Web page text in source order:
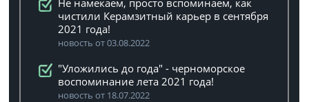
Не намекаем, просто вспоминаем, как
чистили Керамзитный карьер в сентября
2021 года!
новость от 03.08.2022
"Уложились до года" - черноморское
воспоминание лета 2021 года!
новость от 18.07.2022